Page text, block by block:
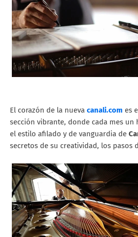
El corazón de la nueva canali.com es
sección vibrante, donde cada mes
el estilo afilado y de vanguardia de
secretos de su creatividad, los pasos